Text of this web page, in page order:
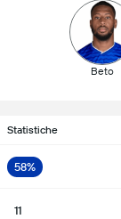
Beto
Statistiche
58%
11